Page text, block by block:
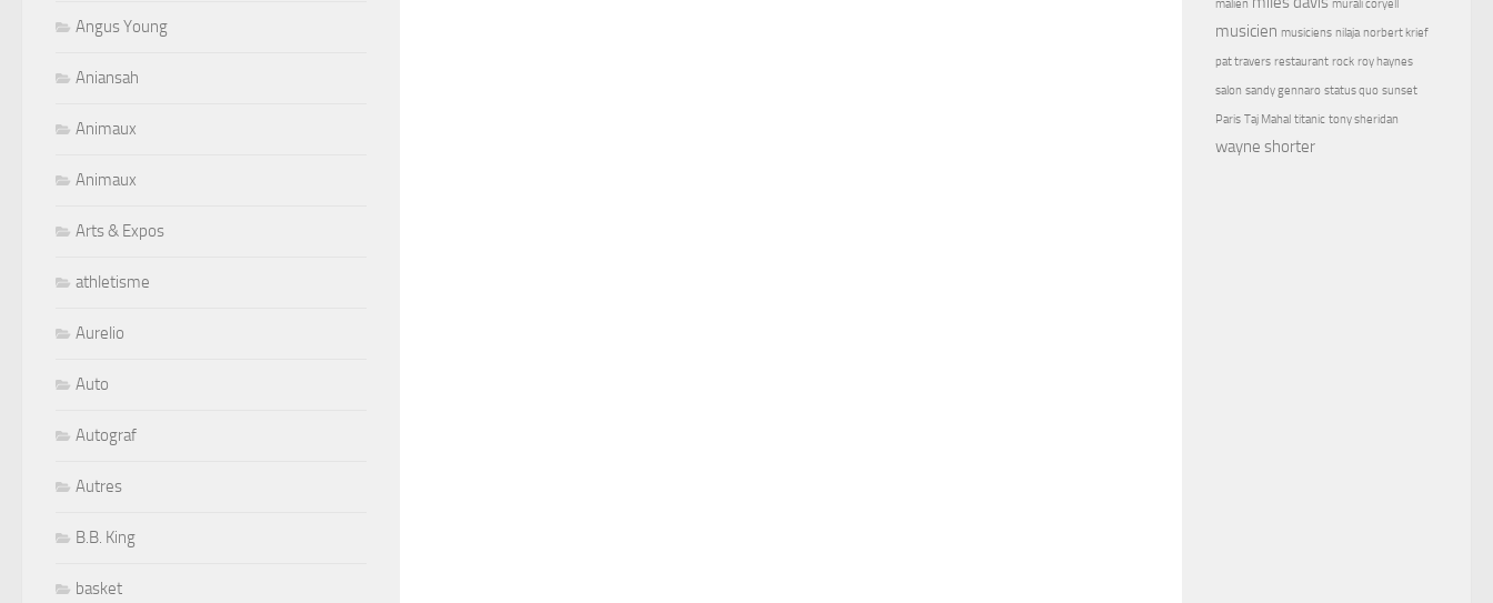
Angus Young
Aniansah
Animaux
Animaux
Arts & Expos
athletisme
Aurelio
Auto
Autograf
Autres
B.B. King
basket
malien
murali coryell
musicien musiciens nilaja norbert krief
pat travers restaurant rock roy haynes
salon sandy gennaro status quo sunset
Paris Taj Mahal titanic tony sheridan
wayne shorter